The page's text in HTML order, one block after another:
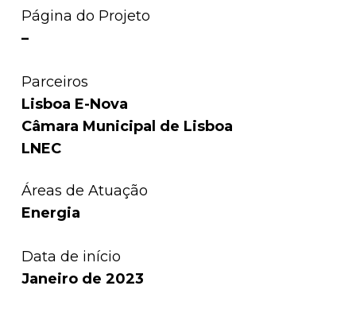
Página do Projeto
–
Parceiros
Lisboa E-Nova
Câmara Municipal de Lisboa
LNEC
Áreas de Atuação
Energia
Data de início
Janeiro de 2023